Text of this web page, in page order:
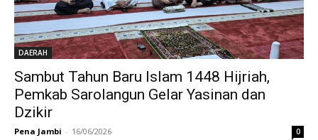
DAERAH
Sambut Tahun Baru Islam 1448 Hijriah,
Pemkab Sarolangun Gelar Yasinan dan
Dzikir
Pena Jambi - 16/06/2026 0